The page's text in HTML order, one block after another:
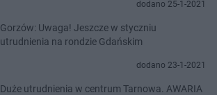
dodano 25-1-2021
Gorzów: Uwaga! Jeszcze w styczniu
utrudnienia na rondzie Gdańskim
dodano 23-1-2021
Duże utrudnienia w centrum Tarnowa. AWARIA